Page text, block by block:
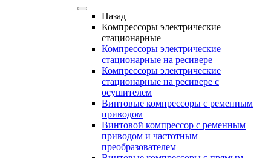
Назад
Компрессоры электрические
стационарные
Компрессоры электрические
стационарные на ресивере
Компрессоры электрические
стационарные на ресивере с
осушителем
Винтовые компрессоры с ременным
приводом
Винтовой компрессор с ременным
приводом и частотным
преобразователем